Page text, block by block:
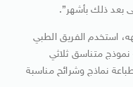
ذلك بأشهر”.
استخدم الفريق الطبي
متناسق ثلاثي
نماذج وشرائح مناسبة